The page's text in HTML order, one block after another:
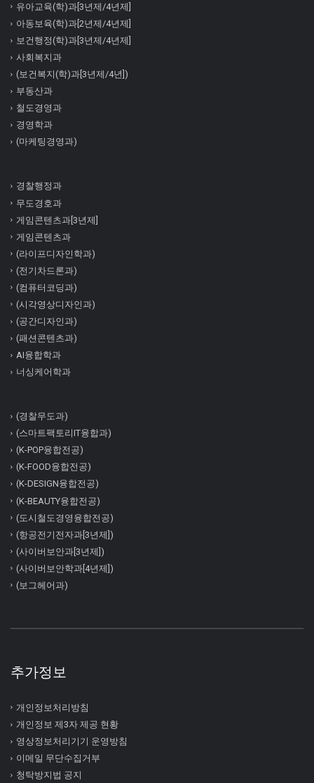
유아교육(학)과[3년제/4년제]
아동보육(학)과[2년제/4년제]
보건행정(학)과[3년제/4년제]
사회복지과
(보건복지(학)과[3년제/4년])
부동산과
철도경영과
경영학과
(마케팅경영과)
경찰행정과
무도경호과
게임콘텐츠과[3년제]
게임콘텐츠과
(라이프디자인학과)
(전기차드론과)
(컴퓨터코딩과)
(시각영상디자인과)
(공간디자인과)
(패션콘텐츠과)
AI융합학과
너싱케어학과
(경찰무도과)
(스마트팩토리IT융합과)
(K-POP융합전공)
(K-FOOD융합전공)
(K-DESIGN융합전공)
(K-BEAUTY융합전공)
(도시철도경영융합전공)
(항공전기전자과[3년제])
(사이버보안과[3년제])
(사이버보안학과[4년제])
(보그헤어과)
추가정보
개인정보처리방침
개인정보 제3자 제공 현황
영상정보처리기기 운영방침
이메일 무단수집거부
청탁방지법 공지